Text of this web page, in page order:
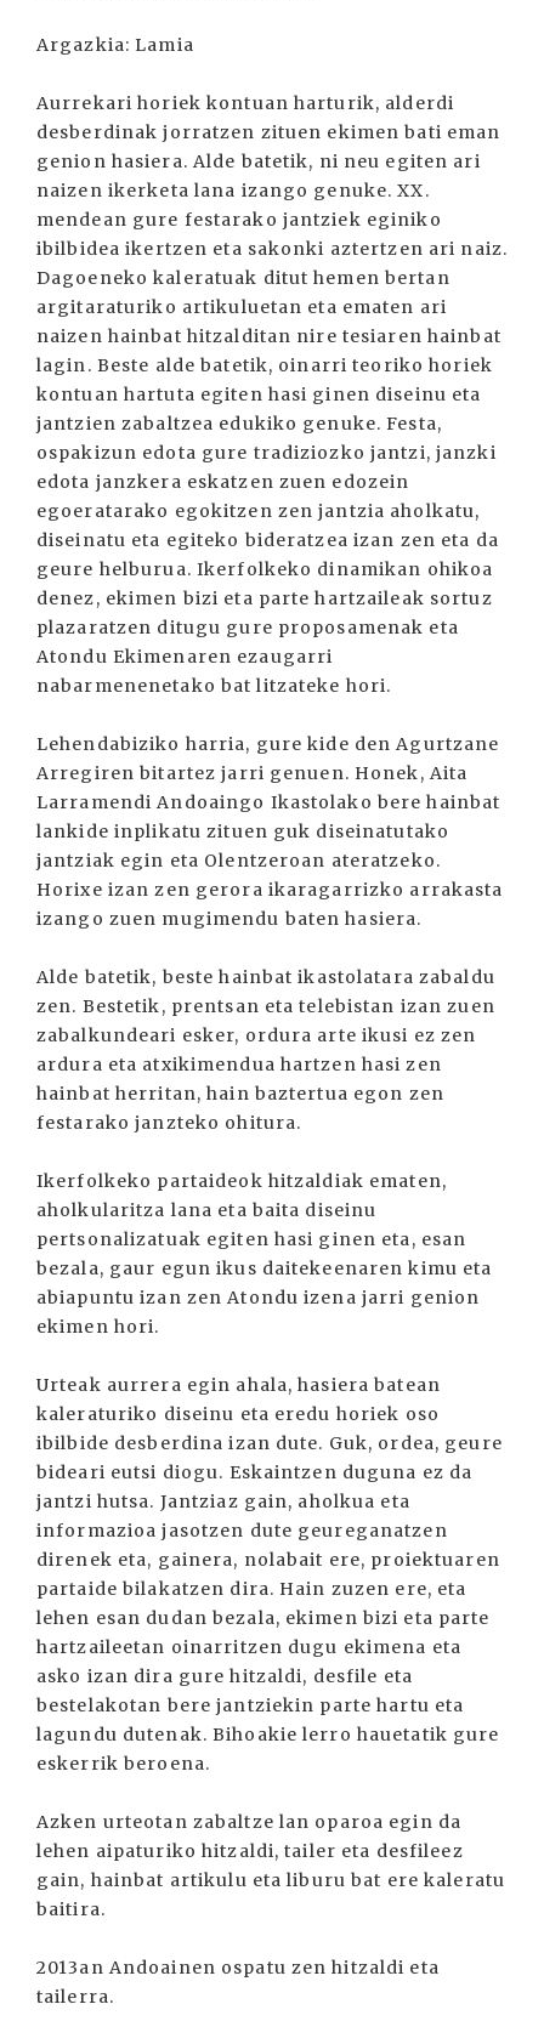
Argazkia: Lamia
Aurrekari horiek kontuan harturik, alderdi
desberdinak jorratzen zituen ekimen bati eman
genion hasiera. Alde batetik, ni neu egiten ari
naizen ikerketa lana izango genuke. XX.
mendean gure festarako jantziek eginiko
ibilbidea ikertzen eta sakonki aztertzen ari naiz.
Dagoeneko kaleratuak ditut hemen bertan
argitaraturiko artikuluetan eta ematen ari
naizen hainbat hitzalditan nire tesiaren hainbat
lagin. Beste alde batetik, oinarri teoriko horiek
kontuan hartuta egiten hasi ginen diseinu eta
jantzien zabaltzea edukiko genuke. Festa,
ospakizun edota gure tradiziozko jantzi, janzki
edota janzkera eskatzen zuen edozein
egoeratarako egokitzen zen jantzia aholkatu,
diseinatu eta egiteko bideratzea izan zen eta da
geure helburua. Ikerfolkeko dinamikan ohikoa
denez, ekimen bizi eta parte hartzaileak sortuz
plazaratzen ditugu gure proposamenak eta
Atondu Ekimenaren ezaugarri
nabarmenenetako bat litzateke hori.
Lehendabiziko harria, gure kide den Agurtzane
Arregiren bitartez jarri genuen. Honek, Aita
Larramendi Andoaingo Ikastolako bere hainbat
lankide inplikatu zituen guk diseinatutako
jantziak egin eta Olentzeroan ateratzeko.
Horixe izan zen gerora ikaragarrizko arrakasta
izango zuen mugimendu baten hasiera.
Alde batetik, beste hainbat ikastolatara zabaldu
zen. Bestetik, prentsan eta telebistan izan zuen
zabalkundeari esker, ordura arte ikusi ez zen
ardura eta atxikimendua hartzen hasi zen
hainbat herritan, hain baztertua egon zen
festarako janzteko ohitura.
Ikerfolkeko partaideok hitzaldiak ematen,
aholkularitza lana eta baita diseinu
pertsonalizatuak egiten hasi ginen eta, esan
bezala, gaur egun ikus daitekeenaren kimu eta
abiapuntu izan zen Atondu izena jarri genion
ekimen hori.
Urteak aurrera egin ahala, hasiera batean
kaleraturiko diseinu eta eredu horiek oso
ibilbide desberdina izan dute. Guk, ordea, geure
bideari eutsi diogu. Eskaintzen duguna ez da
jantzi hutsa. Jantziaz gain, aholkua eta
informazioa jasotzen dute geureganatzen
direnek eta, gainera, nolabait ere, proiektuaren
partaide bilakatzen dira. Hain zuzen ere, eta
lehen esan dudan bezala, ekimen bizi eta parte
hartzaileetan oinarritzen dugu ekimena eta
asko izan dira gure hitzaldi, desfile eta
bestelakotan bere jantziekin parte hartu eta
lagundu dutenak. Bihoakie lerro hauetatik gure
eskerrik beroena.
Azken urteotan zabaltze lan oparoa egin da
lehen aipaturiko hitzaldi, tailer eta desfileez
gain, hainbat artikulu eta liburu bat ere kaleratu
baitira.
2013an Andoainen ospatu zen hitzaldi eta
tailerra.